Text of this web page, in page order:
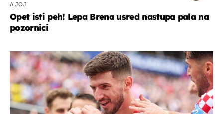
A JOJ
Opet isti peh! Lepa Brena usred nastupa pala na
pozornici